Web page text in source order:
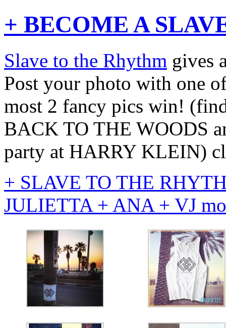
+ BECOME A
Slave to the Rhythm gives
Post your photo with one
most 2 fancy pics win!
BACK TO THE WOODS
party at HARRY KLEIN)
+ SLAVE TO THE
JULIETTA + ANA + VJ mo